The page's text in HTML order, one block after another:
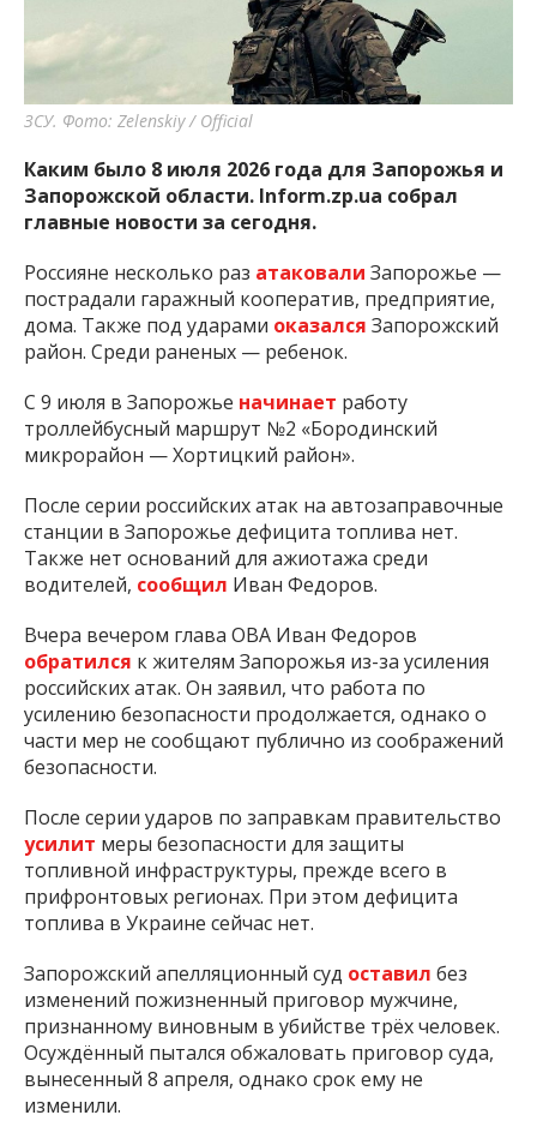
важную информацию о событиях
города Запорожья и области.
ЗСУ. Фото: Zelenskiy / Official
Каким было 8 июля 2026 года для Запорожья и
Запорожской области. Inform.zp.ua собрал
главные новости за сегодня.
Россияне несколько раз атаковали Запорожье —
пострадали гаражный кооператив, предприятие,
дома. Также под ударами оказался Запорожский
район. Среди раненых — ребенок.
С 9 июля в Запорожье начинает работу
троллейбусный маршрут №2 «Бородинский
микрорайон — Хортицкий район».
После серии российских атак на автозаправочные
станции в Запорожье дефицита топлива нет.
Также нет оснований для ажиотажа среди
водителей, сообщил Иван Федоров.
Вчера вечером глава ОВА Иван Федоров
обратился к жителям Запорожья из-за усиления
российских атак. Он заявил, что работа по
усилению безопасности продолжается, однако о
части мер не сообщают публично из соображений
безопасности.
После серии ударов по заправкам правительство
усилит меры безопасности для защиты
топливной инфраструктуры, прежде всего в
прифронтовых регионах. При этом дефицита
топлива в Украине сейчас нет.
Запорожский апелляционный суд оставил без
изменений пожизненный приговор мужчине,
признанному виновным в убийстве трёх человек.
Осуждённый пытался обжаловать приговор суда,
вынесенный 8 апреля, однако срок ему не
изменили.